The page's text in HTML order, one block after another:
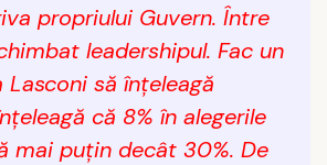
propriului Guvern. Între
leadershipul. Fac un
să înțeleagă
că 8% în alegerile
mai puțin decât 30%. De